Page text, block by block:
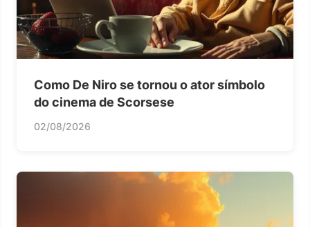
Como De Niro se tornou o ator símbolo
do cinema de Scorsese
02/08/2026